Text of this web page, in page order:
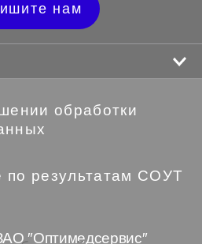
нам
обработки
результатам СОУТ
″Оптимедсервис″